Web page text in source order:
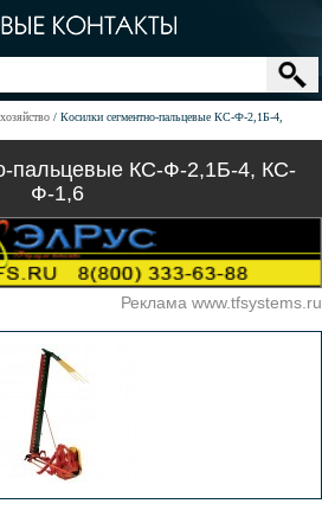
Косилки сегментно-пальцевые КС-Ф-2,1Б-4,
пальцевые КС-Ф-2,1Б-4, КС-
Ф-1,6
Реклама www.tfsystems.ru